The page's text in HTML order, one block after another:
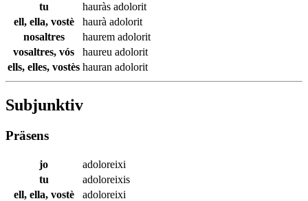
tu
hauràs adolorit
ell, ella, vostè
haurà adolorit
nosaltres
haurem adolorit
vosaltres, vós
haureu adolorit
ells, elles, vostès hauran adolorit
Subjunktiv
Präsens
jo
adoloreixi
tu
adoloreixis
ell, ella, vostè
adoloreixi